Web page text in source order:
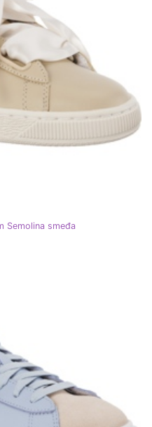
Semolina smeđa